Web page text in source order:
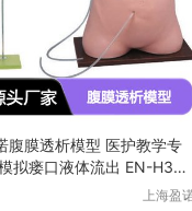
腹膜透析模型 医护教学专
拟瘘口液体流出 EN-H334
上海盈